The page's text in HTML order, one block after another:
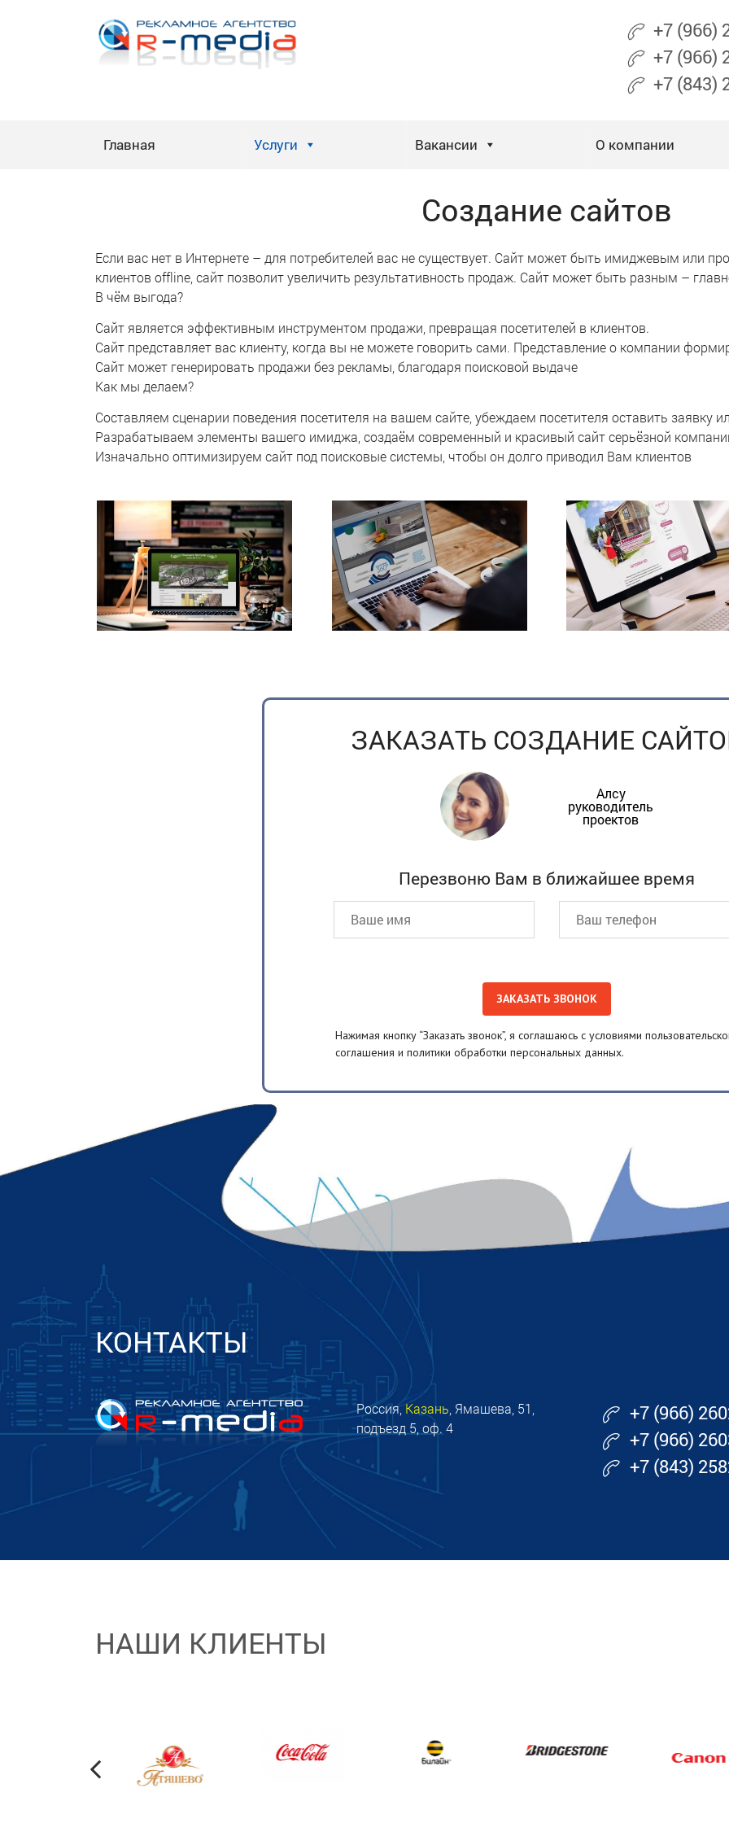
+7 (966)
+7 (966)
+7 (843)
Главная Услуги Вакансии О компании
Создание сайтов
Если вас нет в Интернете – для потребителей вас не существует. Сайт может быть имиджевым или
клиентов offline, сайт позволит увеличить результативность продаж. Сайт может быть разным –
В чём выгода?
Сайт является эффективным инструментом продажи, превращая посетителей в клиентов.
Сайт представляет вас клиенту, когда вы не можете говорить сами. Представление о компании
Сайт может генерировать продажи без рекламы, благодаря поисковой выдаче
Как мы делаем?
Составляем сценарии поведения посетителя на вашем сайте, убеждаем посетителя оставить заявку
Разрабатываем элементы вашего имиджа, создаём современный и красивый сайт серьёзной
Изначально оптимизируем сайт под поисковые системы, чтобы он долго приводил Вам клиентов
ЗАКАЗАТЬ СОЗДАНИЕ
Алсу
руководитель
проектов
Перезвоню Вам в ближайшее время
Нажимая кнопку “Заказать звонок”, я соглашаюсь с условиями
соглашения и политики обработки персональных данных.
КОНТАКТЫ
Россия, Казань, Ямашева, 51,
подъезд 5, оф. 4
+7 (966)
+7 (966)
+7 (843)
НАШИ КЛИЕНТЫ